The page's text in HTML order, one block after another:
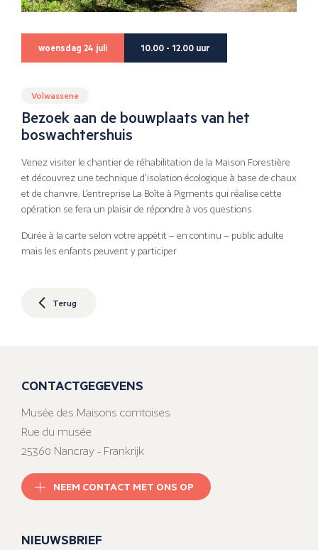
woensdag 24 juli 10.00 - 12.00 uur
Volwassene
Bezoek aan de bouwplaats van het
boswachtershuis
Venez visiter le chantier de réhabilitation de la Maison Forestière
et découvrez une technique d’isolation écologique à base de chaux
et de chanvre. L’entreprise La Boîte à Pigments qui réalise cette
opération se fera un plaisir de répondre à vos questions.
Durée à la carte selon votre appétit – en continu – public adulte
mais les enfants peuvent y participer
Terug
CONTACTGEGEVENS
Musée des Maisons comtoises
Rue du musée
25360 Nancray - Frankrijk
NEEM CONTACT MET ONS OP
NIEUWSBRIEF